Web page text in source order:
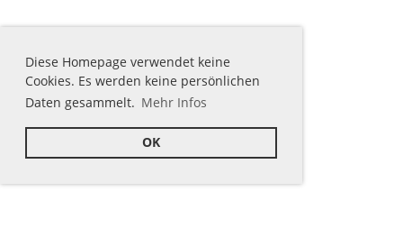
Diese Homepage verwendet keine
Cookies. Es werden keine persönlichen
Daten gesammelt. Mehr Infos
OK